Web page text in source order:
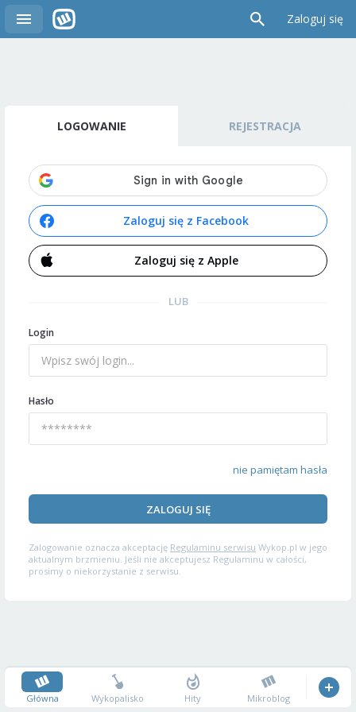
Zaloguj się
LOGOWANIE REJESTRACJA
Zaloguj się z Facebook
Zaloguj się z Apple
LUB
Login
Hasło
nie pamiętam hasła
ZALOGUJ SIĘ
Zalogowanie oznacza akceptację Regulaminu serwisu Wykop.pl w jego
aktualnym brzmieniu. Jeśli nie akceptujesz Regulaminu w całości,
prosimy o niekorzystanie z serwisu.
Główna Wykopalisko Hity Mikroblog